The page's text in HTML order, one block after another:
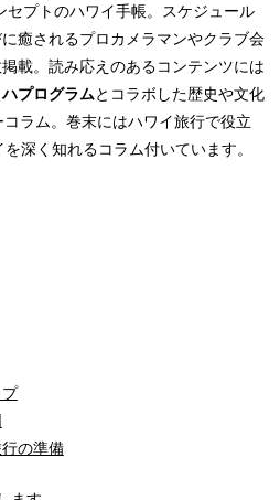
セプトのハワイ手帳。スケジュール
癒されるプロカメラマンやクラブ会
載。読み応えのあるコンテンツには
プログラムとコラボした歴史や文化
ラム。巻末にはハワイ旅行で役立
深く知れるコラム付いています。
の準備